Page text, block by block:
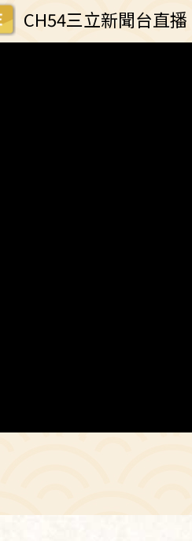
CH54三立新聞台直播